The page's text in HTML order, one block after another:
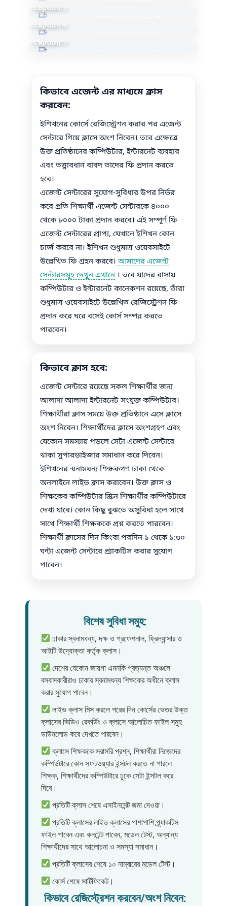
Caption 3
Caption 4
Caption 5
কিভাবে এজেন্ট এর মাধ্যমে ক্লাস
করবেন:
ইশিখনের কোর্সে রেজিস্ট্রেশন করার পর এজেন্ট
সেন্টারে গিয়ে ক্লাসে অংশ নিবেন। তবে এক্ষেত্রে
উক্ত প্রতিষ্ঠানের কম্পিউটার, ইন্টারনেট ব্যবহার
এবং তত্ত্বাবধান বাবদ তাদের ফি প্রদান করতে
হবে।
এজেন্ট সেন্টারের সুযোগ-সুবিধার উপর নির্ভর
করে প্রতি শিক্ষার্থী এজেন্ট সেন্টারকে ৪০০০
থেকে ৮০০০ টাকা প্রদান করবে। এই সম্পূর্ণ ফি
এজেন্ট সেন্টারের প্রাপ্য, যেখানে ইশিখন কোন
চার্জ করবে না। ইশিখন শুধুমাত্র ওয়েবসাইটে
উল্লেখিত ফি গ্রহন করবে। আমাদের এজেন্ট
সেন্টারসমূহ দেখুন এখানে। তবে যাদের বাসায়
কম্পিউটার ও ইন্টারনেট কানেকশন রয়েছে, তাঁরা
শুধুমাত্র ওয়েবসাইটে উল্লেখিত রেজিস্ট্রেশন ফি
প্রদান করে ঘরে বসেই কোর্স সম্পন্ন করতে
পারবেন।
কিভাবে ক্লাস হবে:
এজেন্ট সেন্টারে রয়েছে সকল শিক্ষার্থীর জন্য
আলাদা আলাদা ইন্টারনেট সংযুক্ত কম্পিউটার।
শিক্ষার্থীরা ক্লাস সময়ে উক্ত প্রতিষ্ঠানে এসে ক্লাসে
অংশ নিবেন। শিক্ষার্থীদের ক্লাসে অংশগ্রহণ এবং
যেকোন সমস্যায় পড়লে সেটা এজেন্ট সেন্টারে
থাকা সুপারভাইজার সমাধান করে দিবেন।
ইশিখনের স্বনামধন্য শিক্ষকগণ ঢাকা থেকে
অনলাইনে লাইভ ক্লাস করাবেন। উক্ত ক্লাস ও
শিক্ষকের কম্পিউটার স্ক্রিন শিক্ষার্থীর কম্পিউটারে
দেখা যাবে। কোন কিছু বুঝতে অসুবিধা হলে সাথে
সাথে শিক্ষার্থী শিক্ষককে প্রশ্ন করতে পারবেন।
শিক্ষার্থী ক্লাসের দিন কিংবা পরদিন ১ থেকে ১:৩০
ঘন্টা এজেন্ট সেন্টারে প্র্যাকটিস করার সুযোগ
পাবেন।
বিশেষ সুবিধা সমুহ:
ঢাকার স্বনামধন্য, দক্ষ ও প্রফেশনাল, ফ্রিল্যান্সার ও
আইটি উদ্যোক্তা কর্তৃক ক্লাস।
দেশের যেকোন জায়গা এমনকি প্রত্যন্ত অঞ্চলে
বসবাসকারীরাও ঢাকার স্বনামধন্য শিক্ষকের অধীনে ক্লাস
করার সুযোগ পাবেন।
লাইভ ক্লাস মিস করলে পরের দিন কোর্সের ভেতর উক্ত
ক্লাসের ভিডিও রেকর্ডিং ও ক্লাসে আলোচিত ফাইল সমুহ
ডাউনলোড করে দেখতে পারবেন।
ক্লাসে শিক্ষককে সরাসরি প্রশ্ন, শিক্ষার্থীরা নিজেদের
কম্পিউটারে কোন সফটওয়্যার ইন্সটল করতে না পারলে
শিক্ষক, শিক্ষার্থীদের কম্পিউটারে ঢুকে সেটা ইন্সটল করে
দিবে।
প্রতিটি ক্লাস শেষে এসাইনমেন্ট জমা দেওয়া।
প্রতিটি ক্লাসের লাইভ ক্লাসের পাশাপাশি প্র্যাকটিস
ফাইল পাবেন এবং কনটেন্ট পাবেন, মডেল টেস্ট, অন্যান্য
শিক্ষার্থীদের সাথে আলোচনা ও সমস্যা সমাধান।
প্রতিটি ক্লাসের শেষে ১০ নাম্বারের মডেল টেস্ট।
কোর্স শেষে সার্টিফিকেট।
কিভাবে রেজিস্ট্রেশন করবেন/অংশ নিবেন: